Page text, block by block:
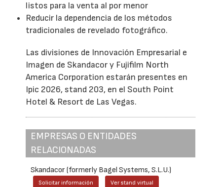
listos para la venta al por menor
Reducir la dependencia de los métodos
tradicionales de revelado fotográfico.
Las divisiones de Innovación Empresarial e
Imagen de Skandacor y Fujifilm North
America Corporation estarán presentes en
Ipic 2026, stand 203, en el South Point
Hotel & Resort de Las Vegas.
EMPRESAS O ENTIDADES
RELACIONADAS
Skandacor (formerly Bagel Systems, S.L.U.)
Solicitar información Ver stand virtual